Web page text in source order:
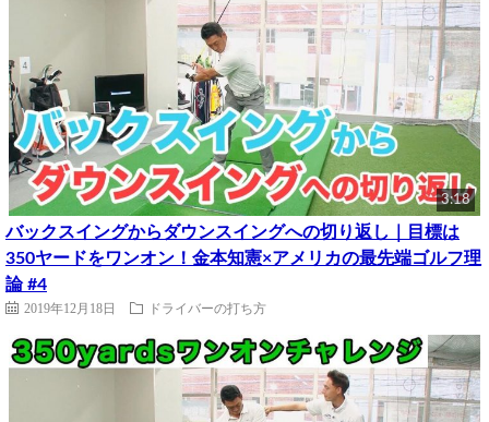
3:18
バックスイングからダウンスイングへの切り返し｜目標は
350ヤードをワンオン！金本知憲×アメリカの最先端ゴルフ理
論 #4
2019年12月18日 ドライバーの打ち方